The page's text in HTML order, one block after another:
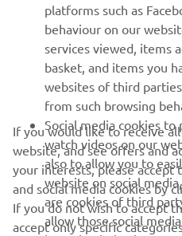
SUPORT
BULETIN INFORMATIV
Fii primul care află despre cele
speciale, lansări noi și multe altele.
platforms such as
behaviour on our
services viewed, items
basket, and items you
websites of third
from such browsing
Social media cookies
watch videos on our
also to allow you to
website on social
are cookies of third
allow those social
If you would like to receive
website, and see offers and
your interests, please
and social media cookies by
If you do not wish to accept
accept only specific